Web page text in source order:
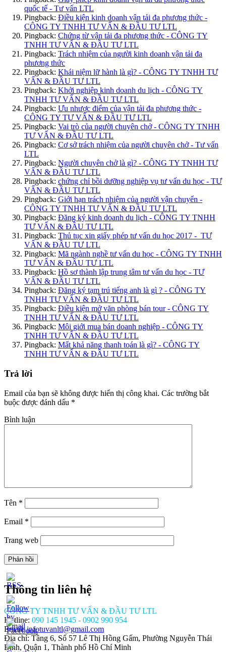
quốc tế - Tư vấn LTL
Pingback: Điều kiện kinh doanh vận tải đa phương thức -
CÔNG TY TNHH TƯ VẤN & ĐẦU TƯ LTL
Pingback: Chứng từ vận tải đa phương thức - CÔNG TY
TNHH TƯ VẤN & ĐẦU TƯ LTL
Pingback: Trách nhiệm của người kinh doanh vận tải đa
phương thức
Pingback: Khái niệm lữ hành là gì? - CÔNG TY TNHH TƯ
VẤN & ĐẦU TƯ LTL
Pingback: Khởi nghiệp kinh doanh du lịch - CÔNG TY
TNHH TƯ VẤN & ĐẦU TƯ LTL
Pingback: Ưu nhược điểm của vận tải đa phương thức -
CÔNG TY TƯ VẤN & ĐẦU TƯ LTL
Pingback: Vai trò của người chuyên chở - CÔNG TY TNHH
TƯ VẤN & ĐẦU TƯ LTL
Pingback: Cơ sở trách nhiệm của người chuyên chở - Tư vấn
LTL
Pingback: Người chuyên chở là gì? - CÔNG TY TNHH TƯ
VẤN & ĐẦU TƯ LTL
Pingback: chứng chỉ bồi dưỡng nghiệp vụ tư vấn du học - TƯ
VẤN & ĐẦU TƯ LTL
Pingback: Giới hạn trách nhiệm của người vận chuyển -
CÔNG TY TNHH TƯ VẤN & ĐẦU TƯ LTL
Pingback: Đăng ký kinh doanh du lịch - CÔNG TY TNHH
TƯ VẤN & ĐẦU TƯ LTL
Pingback: Thủ tục xin giấy phép tư vấn du học 2017 - TƯ
VẤN & ĐẦU TƯ LTL
Pingback: Mã ngành nghề tư vấn du học - CÔNG TY TNHH
TƯ VẤN & ĐẦU TƯ LTL
Pingback: Hồ sơ thành lập trung tâm tư vấn du học - TƯ
VẤN & ĐẦU TƯ LTL
Pingback: Đăng ký tạm trú tiếng anh là gì ? - CÔNG TY
TNHH TƯ VẤN & ĐẦU TƯ LTL
Pingback: Điều kiện mở văn phòng bán tour - CÔNG TY
TNHH TƯ VẤN & ĐẦU TƯ LTL
Pingback: Môi giới mua bán doanh nghiệp - CÔNG TY
TNHH TƯ VẤN & ĐẦU TƯ LTL
Pingback: Mất khả năng thanh toán là gì? - CÔNG TY
TNHH TƯ VẤN & ĐẦU TƯ LTL
Trả lời
Email của bạn sẽ không được hiển thị công khai. Các trường bắt
buộc được đánh dấu *
Bình luận
Tên *
Email *
Trang web
Thông tin liên hệ
CÔNG TY TNHH TƯ VẤN & ĐẦU TƯ LTL
Hotline: 090 145 1945 - 0902 990 954
Email:infotuvanltl@gmail.com
Địa chỉ: Tầng 6, Số 57 Lê Thị Hồng Gấm, Phường Nguyễn Thái
Bình, Quận 1, Thành phố Hồ Chí Minh